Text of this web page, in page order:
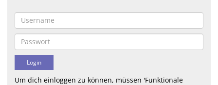
Um dich einloggen zu können, müssen 'Funktionale